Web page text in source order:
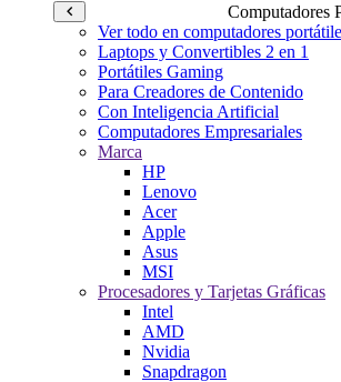
Computadores
Ver todo en computadores
Laptops y Convertibles 2 en 1
Portátiles Gaming
Para Creadores de Contenido
Con Inteligencia Artificial
Computadores Empresariales
Marca
HP
Lenovo
Acer
Apple
Asus
MSI
Procesadores y Tarjetas Gráficas
Intel
AMD
Nvidia
Snapdragon